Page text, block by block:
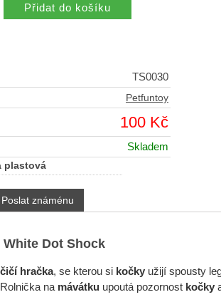
TS0030
Petfuntoy
100 Kč
Skladem
plastová
Poslat známénu
Dot Shock
hračka, se kterou si kočkyužijí spousty
na mávátku upoutá pozornost kočky